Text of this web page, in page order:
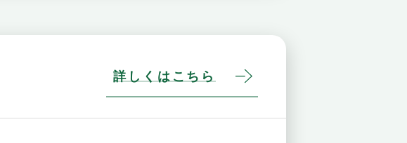
詳しくはこちら